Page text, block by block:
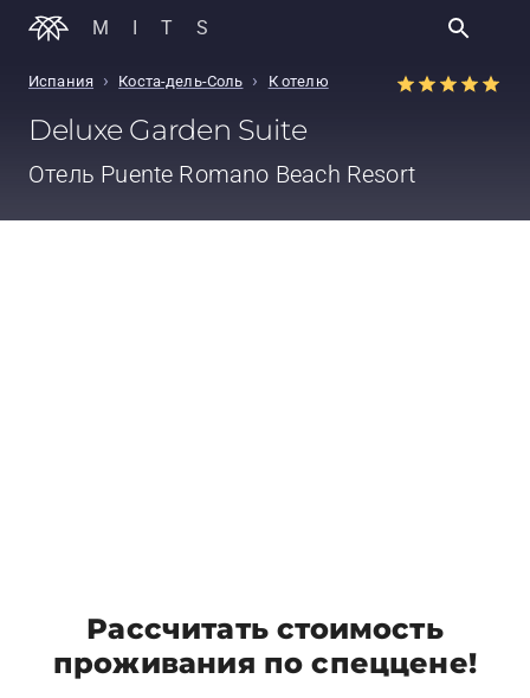
MITS
Испания › Коста-дель-Соль › К отелю
Deluxe Garden Suite
Отель Puente Romano Beach Resort
Рассчитать стоимость
проживания по спеццене!